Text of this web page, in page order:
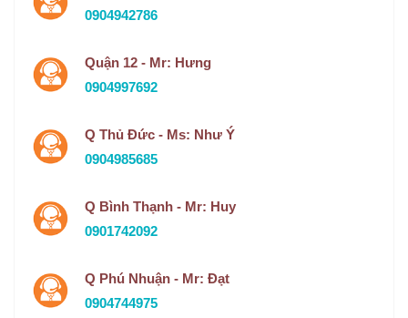
0904942786
Quận 12 - Mr: Hưng
0904997692
Q Thủ Đức - Ms: Như Ý
0904985685
Q Bình Thạnh - Mr: Huy
0901742092
Q Phú Nhuận - Mr: Đạt
0904744975